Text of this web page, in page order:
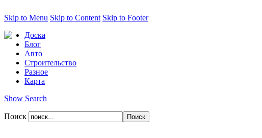
Skip to Menu Skip to Content Skip to Footer
Доска
Блог
Авто
Строительство
Разное
Карта
Show Search
Поиск